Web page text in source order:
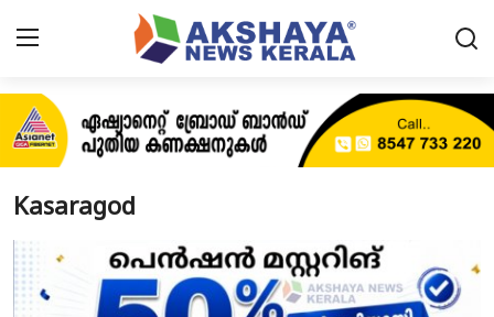
Home
Contact
News
Kasaragod